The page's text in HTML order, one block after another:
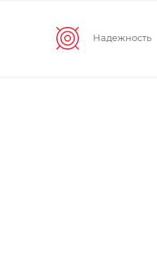
Надежность